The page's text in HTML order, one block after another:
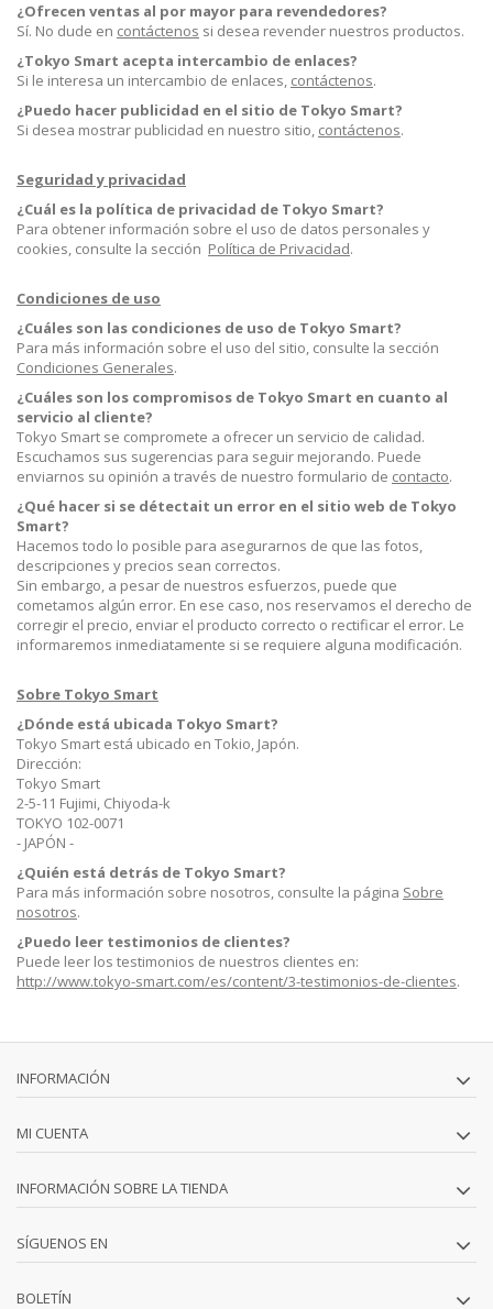
¿Ofrecen ventas al por mayor para revendedores?
Sí. No dude en contáctenos si desea revender nuestros productos.
¿Tokyo Smart acepta intercambio de enlaces?
Si le interesa un intercambio de enlaces, contáctenos.
¿Puedo hacer publicidad en el sitio de Tokyo Smart?
Si desea mostrar publicidad en nuestro sitio, contáctenos.
Seguridad y privacidad
¿Cuál es la política de privacidad de Tokyo Smart?
Para obtener información sobre el uso de datos personales y
cookies, consulte la sección Política de Privacidad.
Condiciones de uso
¿Cuáles son las condiciones de uso de Tokyo Smart?
Para más información sobre el uso del sitio, consulte la sección
Condiciones Generales.
¿Cuáles son los compromisos de Tokyo Smart en cuanto al
servicio al cliente?
Tokyo Smart se compromete a ofrecer un servicio de calidad.
Escuchamos sus sugerencias para seguir mejorando. Puede
enviarnos su opinión a través de nuestro formulario de contacto.
¿Qué hacer si se détectait un error en el sitio web de Tokyo
Smart?
Hacemos todo lo posible para asegurarnos de que las fotos,
descripciones y precios sean correctos.
Sin embargo, a pesar de nuestros esfuerzos, puede que
cometamos algún error. En ese caso, nos reservamos el derecho de
corregir el precio, enviar el producto correcto o rectificar el error. Le
informaremos inmediatamente si se requiere alguna modificación.
Sobre Tokyo Smart
¿Dónde está ubicada Tokyo Smart?
Tokyo Smart está ubicado en Tokio, Japón.
Dirección:
Tokyo Smart
2-5-11 Fujimi, Chiyoda-k
TOKYO 102-0071
- JAPÓN -
¿Quién está detrás de Tokyo Smart?
Para más información sobre nosotros, consulte la página Sobre
nosotros.
¿Puedo leer testimonios de clientes?
Puede leer los testimonios de nuestros clientes en:
http://www.tokyo-smart.com/es/content/3-testimonios-de-clientes.
INFORMACIÓN
MI CUENTA
INFORMACIÓN SOBRE LA TIENDA
SÍGUENOS EN
BOLETÍN